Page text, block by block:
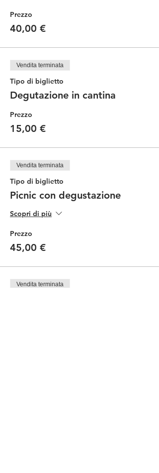
Prezzo
40,00 €
Vendita terminata
Tipo di biglietto
Degutazione in cantina
Prezzo
15,00 €
Vendita terminata
Tipo di biglietto
Picnic con degustazione
Scopri di più
Prezzo
45,00 €
Vendita terminata